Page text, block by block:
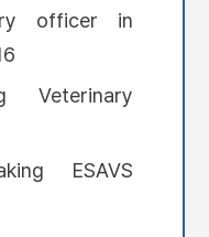
officer in
Veterinary
ESAVS